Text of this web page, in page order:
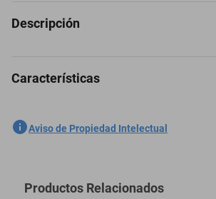
Descripción
Antena Tiburón Fm/am Estéreo Nissan Pulsar
Características
SKU
Modelo
Aviso de Propiedad Intelectual
Productos Relacionados